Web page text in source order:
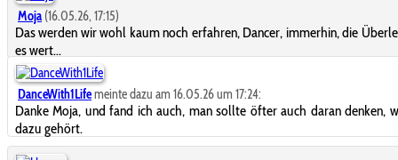
Moja (16.05.26, 17:15)
Das werden wir wohl kaum noch erfahren, Dancer, immerhin, die
es wert...
DanceWith1Lifemeinte dazu am 16.05.26 um 17:24:
Danke Moja, und fand ich auch, man sollte öfter auch daran denken,
dazu gehört.